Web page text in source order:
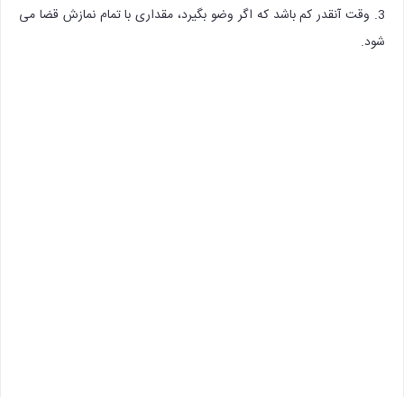
3. وقت آنقدر کم باشد که اگر وضو بگیرد، مقداری با تمام نمازش قضا می
شود.